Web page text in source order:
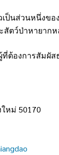
ป็นส่วนหนึ่งขอ
ตว์ป่าหายาก
ที่ต้องการสัมผั
หม่ 50170